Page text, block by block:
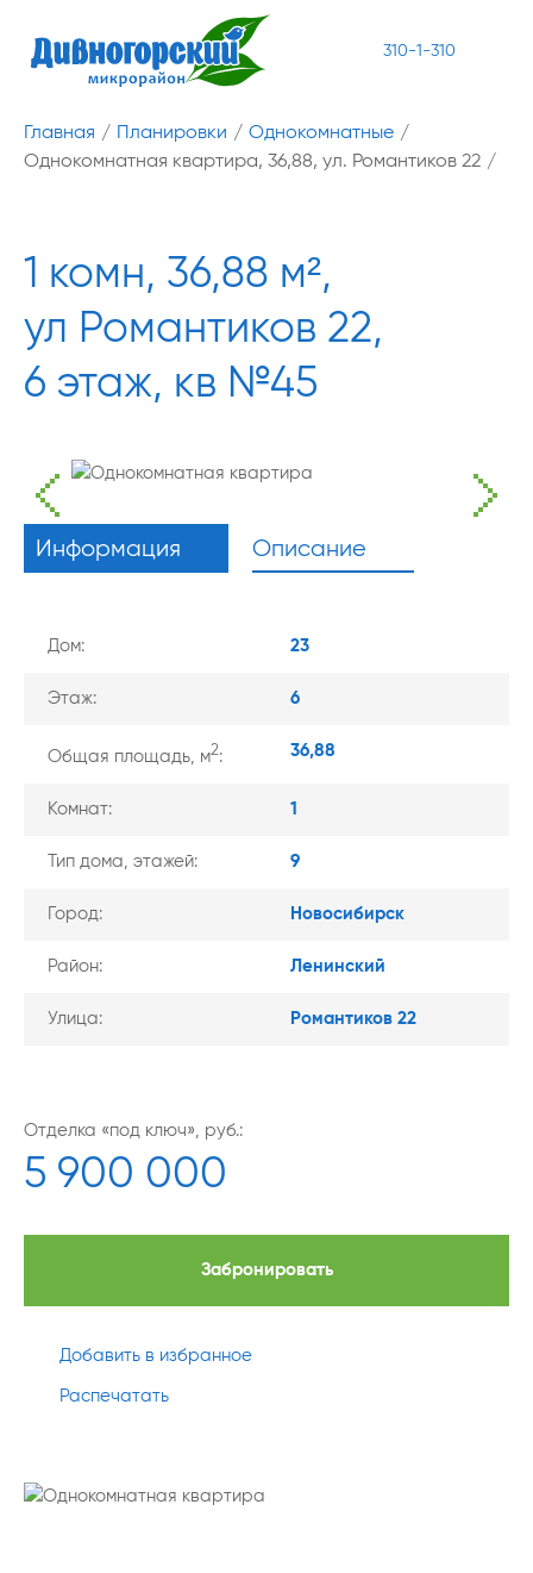
310-1-310
Главная / Планировки / Однокомнатные /
Однокомнатная квартира, 36,88, ул. Романтиков 22 /
1 комн, 36,88 м²,
ул Романтиков 22,
6 этаж, кв №45
Информация Описание
Дом: 23
Этаж: 6
Общая площадь, м2: 36,88
Комнат: 1
Тип дома, этажей: 9
Город: Новосибирск
Район: Ленинский
Улица: Романтиков 22
Отделка «под ключ», руб.:
5 900 000
Забронировать
Добавить в избранное
Распечатать